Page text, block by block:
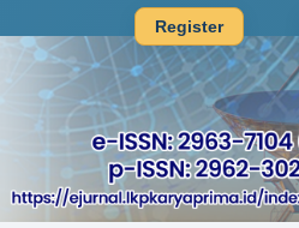
Register